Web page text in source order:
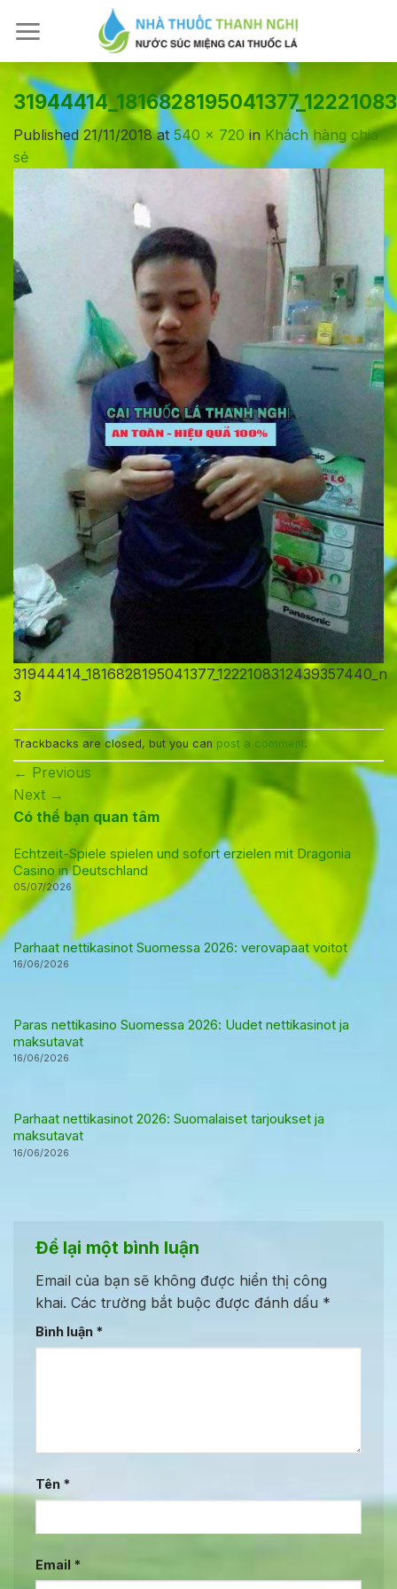
Published21/11/2018at 540 × 720 in Khách hàng chia
sẻ
31944414_1816828195041377_1222108312439357440_n
3
Trackbacks are closed, but you can post a comment.
← Previous
Next →
Có thể bạn quan tâm
Echtzeit-Spiele spielen und sofort erzielen mit Dragonia
Casino in Deutschland
05/07/2026
Parhaat nettikasinot Suomessa 2026: verovapaat voitot
16/06/2026
Paras nettikasino Suomessa 2026: Uudet nettikasinot ja
maksutavat
16/06/2026
Parhaat nettikasinot 2026: Suomalaiset tarjoukset ja
maksutavat
16/06/2026
Để lại một bình luận
Email của bạn sẽ không được hiển thị công
khai. Các trường bắt buộc được đánh dấu *
Bình luận *
Tên *
Email *